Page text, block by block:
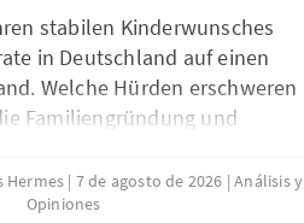
stabilen Kinderwunsches
in Deutschland auf einen
Welche Hürden erschweren
Familiengründung und
mehr Kinderwünsche
Aktuelle
Hermes 7 de agosto de 2026 Análisis y
Opiniones